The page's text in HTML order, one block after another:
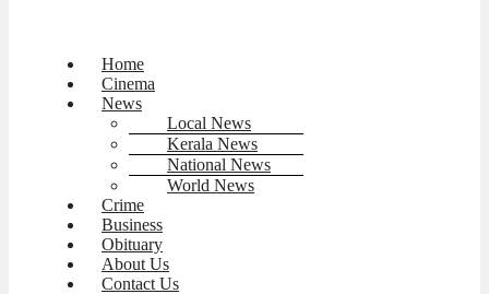
Home
Cinema
News
Local News
Kerala News
National News
World News
Crime
Business
Obituary
About Us
Contact Us